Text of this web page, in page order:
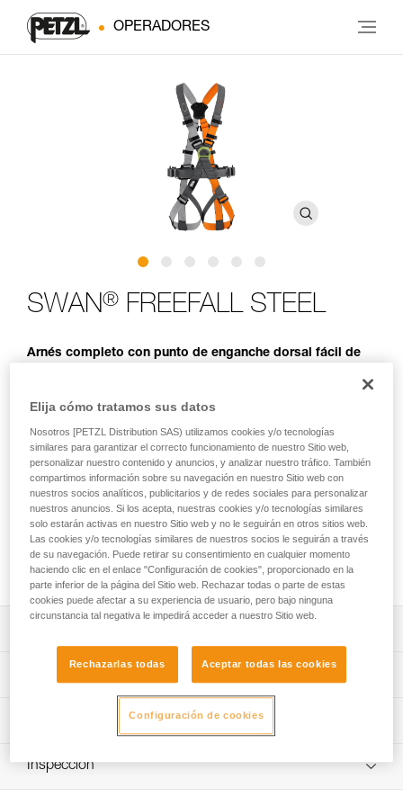
OPERADORES
SWAN® FREEFALL STEEL
Arnés completo con punto de enganche dorsal fácil de
El SWAN FREEFALL STEEL es un arnés completo diseñado
para los recorridos acrobáticos en altura. Las cintas están
provistas de un código de color para facilitar su colocación.
La posición alta del punto de conexión limita el riesgo de
volteo del cliente. También dispone de un punto de
enganche dorsal que permite asegurar las actividades
específicas de los recorridos acrobáticos en altura como la
caída libre. Robusto, su mantenimiento es más fácil y su vida
útil se optimiza. La talla única y las zonas de identificación
simplifican la gestión del parque de material.
Arnés completo fácil de utilizar diseñado para los
recorridos acrobáticos en altura:
- Código de color gris/naranja que permite facilitar las
explicaciones de colocación a los clientes.
- Ajuste mediante hebillas autobloqueantes
- Excelente prensión de las puntas de las cintas para
facilitar la regulación, incluso con guantes.
Materiales: cinta de poliéster, puntos de anclaje de
aluminio, hebillas de acero y poliamida
Información técnica
Descargar el pdf technical-notice-SWAN-FREEFALL-1
Inspección
Elija cómo tratamos sus datos
Nosotros [PETZL Distribution SAS) utilizamos cookies y/o tecnologías
similares para garantizar el correcto funcionamiento de nuestro Sitio web,
personalizar nuestro contenido y anuncios, y analizar nuestro tráfico. También
compartimos información sobre su navegación en nuestro Sitio web con
nuestros socios analíticos, publicitarios y de redes sociales para personalizar
nuestros anuncios. Si los acepta, nuestras cookies y/o tecnologías similares
solo estarán activas en nuestro Sitio web y no le seguirán en otros sitios web.
Las cookies y/o tecnologías similares de nuestros socios le seguirán a través
de su navegación. Puede retirar su consentimiento en cualquier momento
haciendo clic en el enlace "Configuración de cookies", proporcionado en la
parte inferior de la página del Sitio web. Rechazar todas o parte de estas
cookies puede afectar a su experiencia de usuario, pero bajo ninguna
circunstancia tal negativa le impedirá acceder a nuestro Sitio web.
Rechazarlas todas Aceptar todas las cookies
Configuración de cookies